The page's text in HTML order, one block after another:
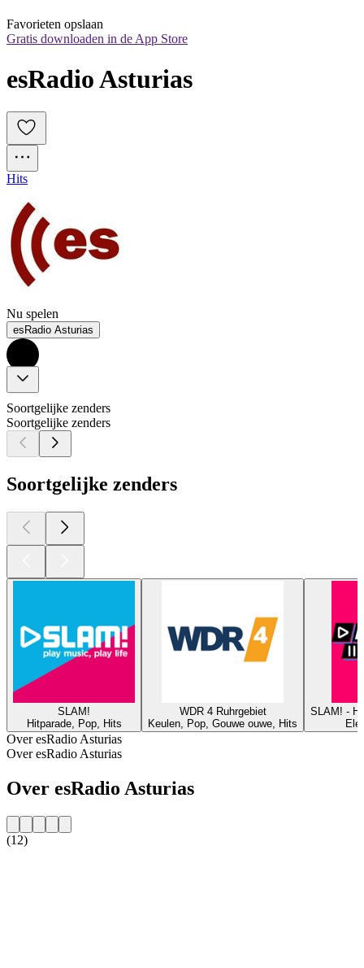
Favorieten opslaan
Gratis downloaden in de App Store
esRadio Asturias
Hits
Nu spelen
esRadio Asturias
Soortgelijke zenders
Soortgelijke zenders
Soortgelijke zenders
SLAM!
Hitparade, Pop, Hits
WDR 4 Ruhrgebiet
Keulen, Pop, Gouwe ouwe, Hits
SLAM! -
Over esRadio Asturias
Over esRadio Asturias
Over esRadio Asturias
(12)